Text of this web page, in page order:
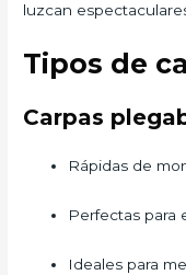
luzcan
Tipos de
Carpas
Rápidas de
Perfectas para
Ideales para